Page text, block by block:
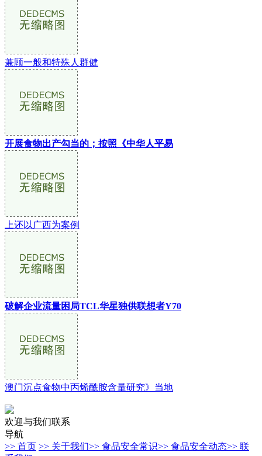
兼顾一般和特殊人群健
开展食物出产勾当的；按照《中华人平易
上还以广西为案例
破解企业流量困局TCL华星独供联想者Y70
澳门沉点食物中丙烯酰胺含量研究》当地
欢迎与我们联系
导航
>> 首页 >> 关于我们>> 食品安全常识>> 食品安全动态>> 联